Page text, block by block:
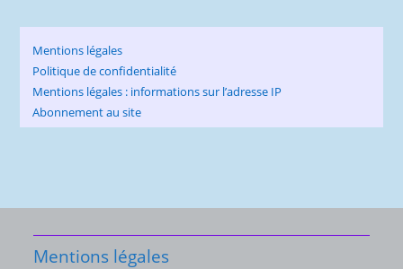
Mentions légales
Politique de confidentialité
Mentions légales : informations sur l’adresse IP
Abonnement au site
Mentions légales